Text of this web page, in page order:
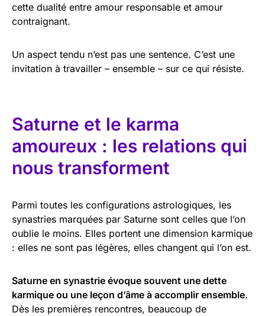
cette dualité entre amour responsable et amour
contraignant.
Un aspect tendu n’est pas une sentence. C’est une
invitation à travailler – ensemble – sur ce qui résiste.
Saturne et le karma
amoureux : les relations qui
nous transforment
Parmi toutes les configurations astrologiques, les
synastries marquées par Saturne sont celles que l’on
oublie le moins. Elles portent une dimension karmique
: elles ne sont pas légères, elles changent qui l’on est.
Saturne en synastrie évoque souvent une dette
karmique ou une leçon d’âme à accomplir ensemble.
Dès les premières rencontres, beaucoup de